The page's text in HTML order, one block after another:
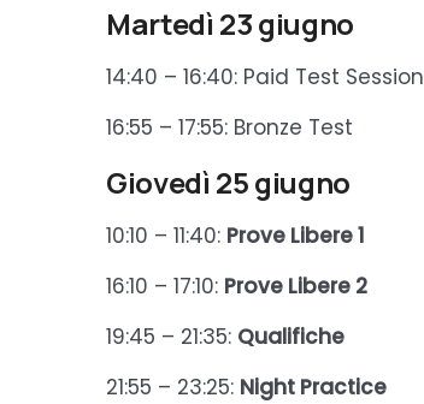
Martedì 23 giugno
14:40 – 16:40: Paid Test Session
16:55 – 17:55: Bronze Test
Giovedì 25 giugno
10:10 – 11:40: Prove Libere 1
16:10 – 17:10: Prove Libere 2
19:45 – 21:35: Qualifiche
21:55 – 23:25: Night Practice